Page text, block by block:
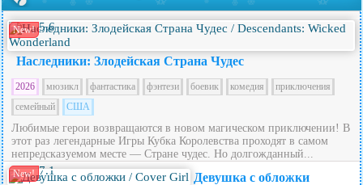
New! 5.6
Наследники: Злодейская Страна Чудес
2026 мюзикл фантастика фэнтези боевик комедия
приключения
семейный
США
Любимые герои возвращаются в новом магическом приключении! В
этот раз легендарные Игры Кубка Королевства проходят в самом
непредсказуемом месте — Стране чудес. Но долгожданный...
New! 7.1 Девушка с обложки